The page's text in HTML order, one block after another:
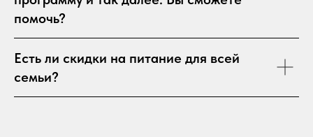
помочь?
Есть ли скидки на питание для всей
семьи?